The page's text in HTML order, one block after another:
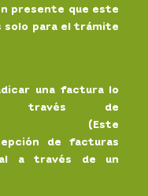
presente que este
solo para el trámite
una factura lo
través de
(Este
de facturas
a través de un